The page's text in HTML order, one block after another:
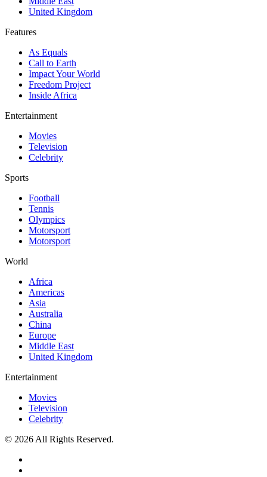
United Kingdom
Features
As Equals
Call to Earth
Impact Your World
Freedom Project
Inside Africa
Entertainment
Movies
Television
Celebrity
Sports
Football
Tennis
Olympics
Motorsport
Motorsport
World
Africa
Americas
Asia
Australia
China
Europe
Middle East
United Kingdom
Entertainment
Movies
Television
Celebrity
© 2026 All Rights Reserved.